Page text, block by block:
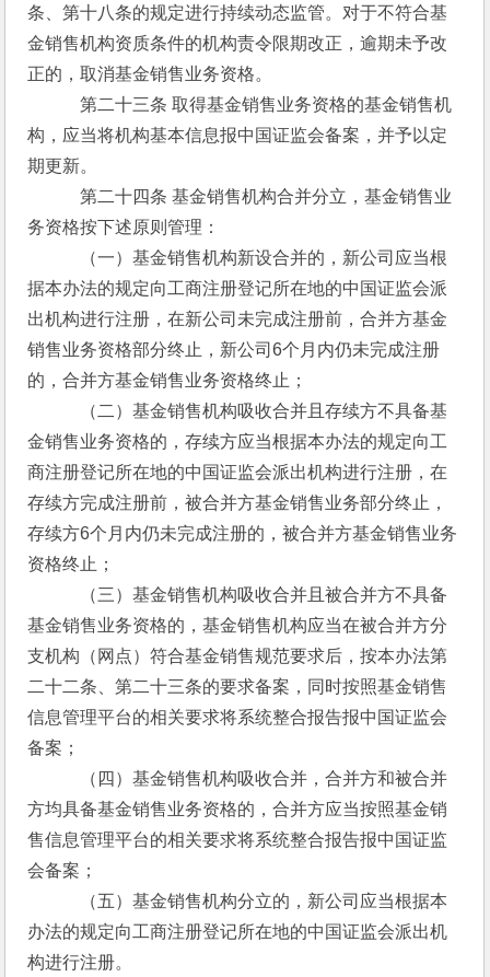
条、第十八条的规定进行持续动态监管。对于不符合基
金销售机构资质条件的机构责令限期改正，逾期未予改
正的，取消基金销售业务资格。
第二十三条 取得基金销售业务资格的基金销售机
构，应当将机构基本信息报中国证监会备案，并予以定
期更新。
第二十四条 基金销售机构合并分立，基金销售业
务资格按下述原则管理：
（一）基金销售机构新设合并的，新公司应当根
据本办法的规定向工商注册登记所在地的中国证监会派
出机构进行注册，在新公司未完成注册前，合并方基金
销售业务资格部分终止，新公司6个月内仍未完成注册
的，合并方基金销售业务资格终止；
（二）基金销售机构吸收合并且存续方不具备基
金销售业务资格的，存续方应当根据本办法的规定向工
商注册登记所在地的中国证监会派出机构进行注册，在
存续方完成注册前，被合并方基金销售业务部分终止，
存续方6个月内仍未完成注册的，被合并方基金销售业务
资格终止；
（三）基金销售机构吸收合并且被合并方不具备
基金销售业务资格的，基金销售机构应当在被合并方分
支机构（网点）符合基金销售规范要求后，按本办法第
二十二条、第二十三条的要求备案，同时按照基金销售
信息管理平台的相关要求将系统整合报告报中国证监会
备案；
（四）基金销售机构吸收合并，合并方和被合并
方均具备基金销售业务资格的，合并方应当按照基金销
售信息管理平台的相关要求将系统整合报告报中国证监
会备案；
（五）基金销售机构分立的，新公司应当根据本
办法的规定向工商注册登记所在地的中国证监会派出机
构进行注册。